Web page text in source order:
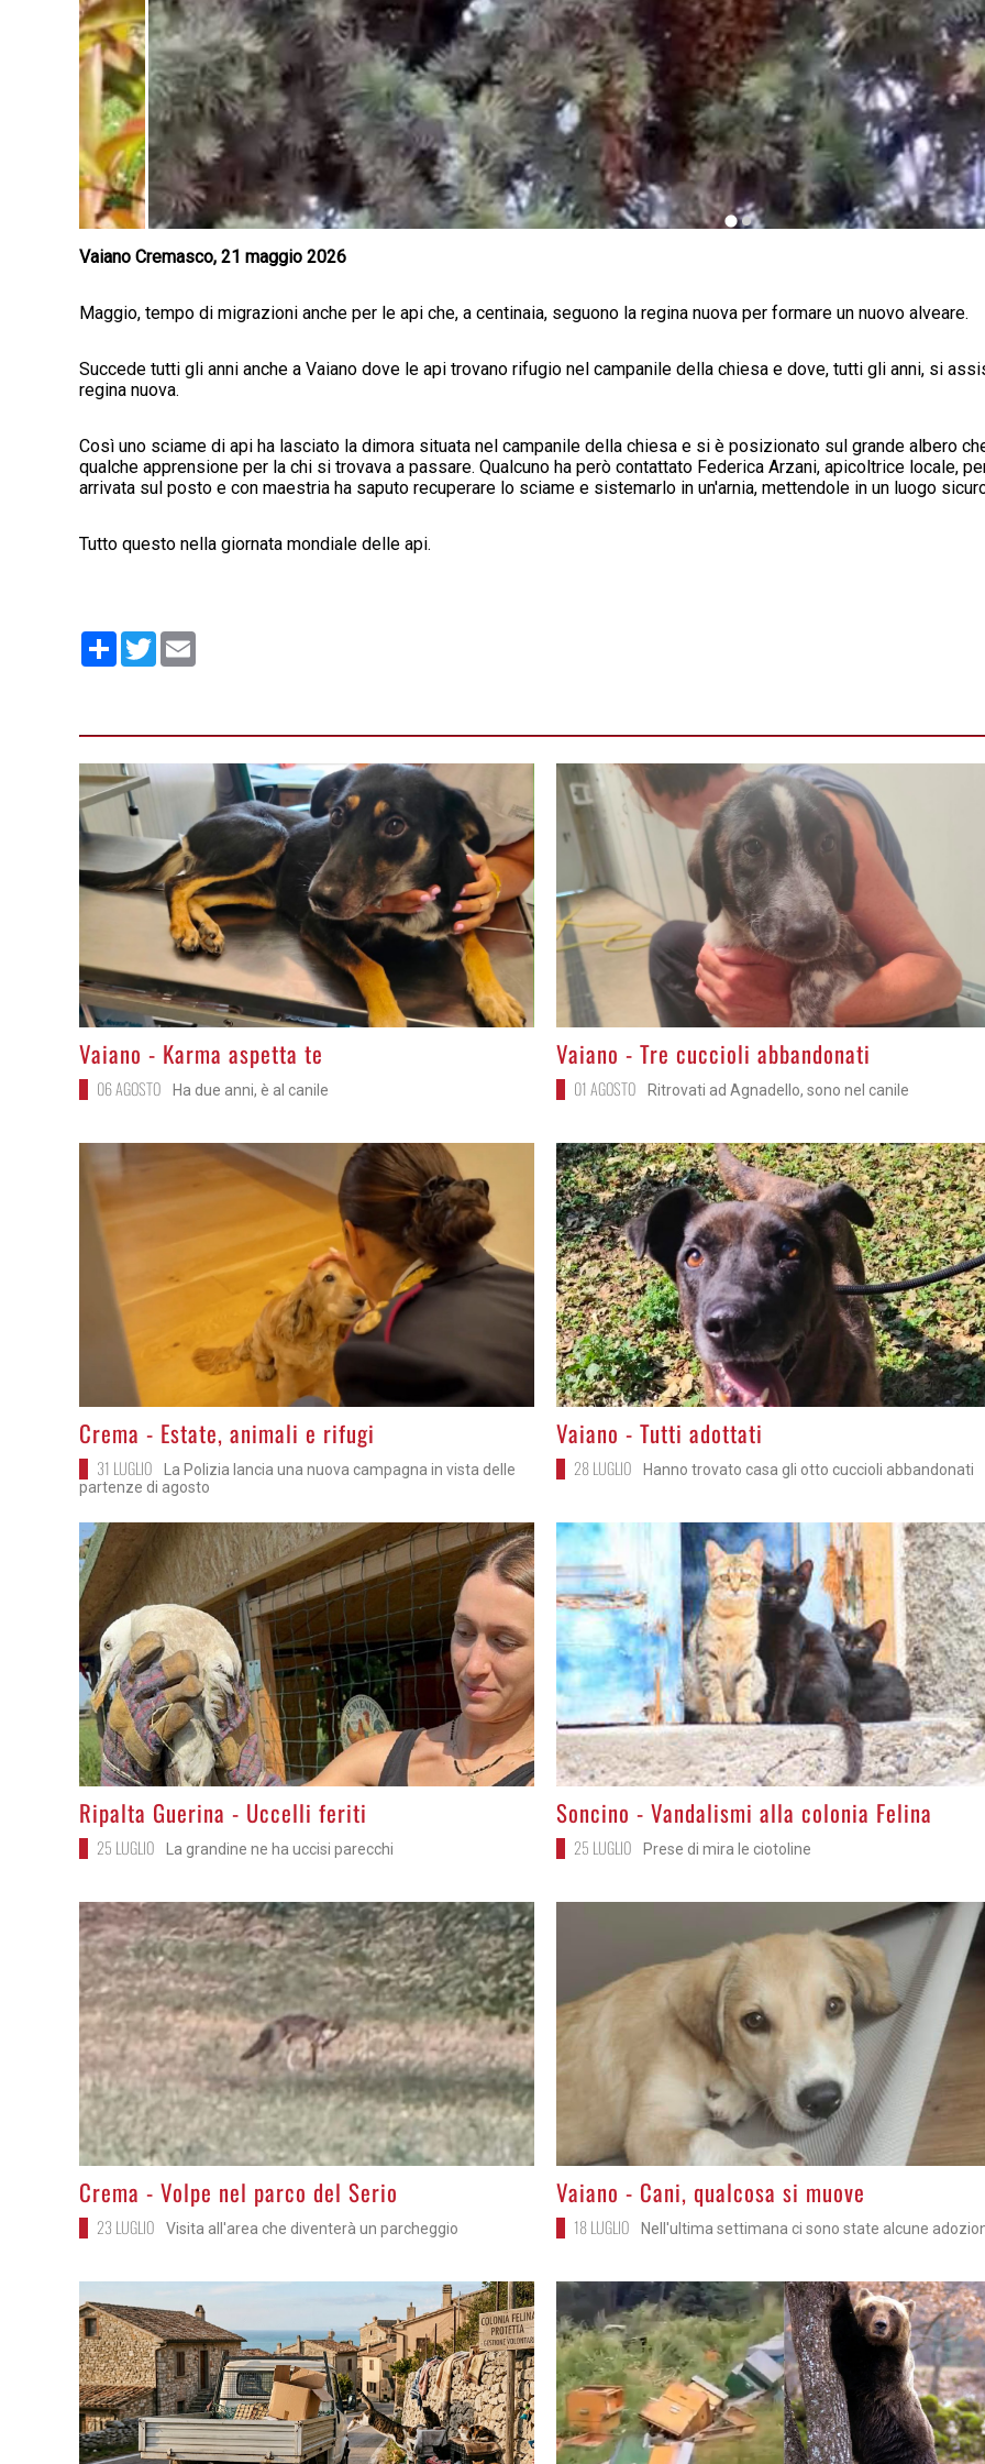
Vaiano Cremasco, 21 maggio 2026
Maggio, tempo di migrazioni anche per le api che, a centinaia, seguono la regina nuova per formare un nuovo alveare.
Succede tutti gli anni anche a Vaiano dove le api trovano rifugio nel campanile della chiesa e dove, tutti gli anni, si
regina nuova.
Così uno sciame di api ha lasciato la dimora situata nel campanile della chiesa e si è posizionato sul grande albero
qualche apprensione per la chi si trovava a passare. Qualcuno ha però contattato Federica Arzani, apicoltrice locale,
arrivata sul posto e con maestria ha saputo recuperare lo sciame e sistemarlo in un'arnia, mettendole in un luogo
Tutto questo nella giornata mondiale delle api.
Condividi
Twitter
>
Vaiano - Karma aspetta te
06 AGOSTO Ha due anni, è al canile
>
Vaiano - Tre cuccioli abbandonati
01 AGOSTO Ritrovati ad Agnadello, sono nel canile
>
Crema - Estate, animali e rifugi
31 LUGLIO
La Polizia lancia una nuova campagna in vista delle
partenze di agosto
>
Vaiano - Tutti adottati
28 LUGLIO Hanno trovato casa gli otto cuccioli abbandonati
>
Ripalta Guerina - Uccelli feriti
25 LUGLIO La grandine ne ha uccisi parecchi
>
Soncino - Vandalismi alla colonia Felina
25 LUGLIO Prese di mira le ciotoline
>
Crema - Volpe nel parco del Serio
23 LUGLIO Visita all'area che diventerà un parcheggio
>
Vaiano - Cani, qualcosa si muove
18 LUGLIO Nell'ultima settimana ci sono state alcune